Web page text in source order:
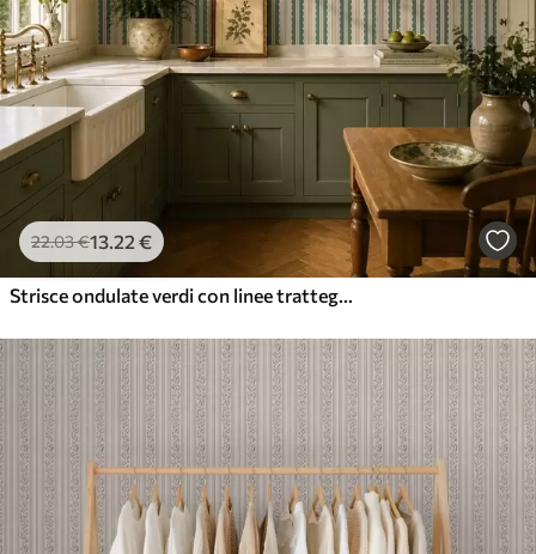
22.03€13.22 €
Strisce ondulate verdi con linee tratteggiate